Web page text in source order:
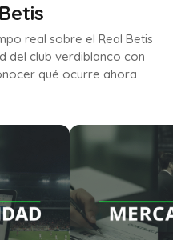
real sobre el Real Betis
del club verdiblanco con
qué ocurre ahora